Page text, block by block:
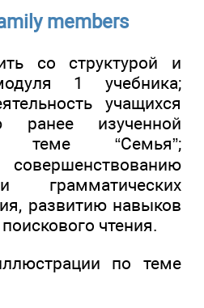
members
со структурой и
1 учебника;
учащихся
ранее изученной
“Семья”;
совершенствованию
грамматических
развитию навыков
чтения.
по теме